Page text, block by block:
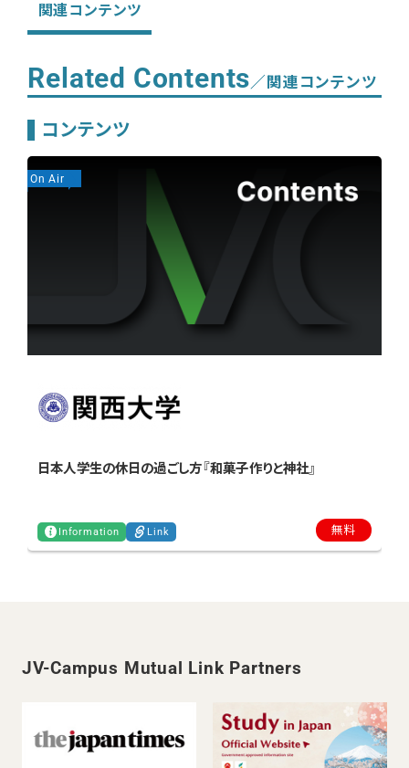
関連コンテンツ
Related Contents／関連コンテンツ
コンテンツ
日本人学生の休日の過ごし方『和菓子作りと神社』
Information Link 無料
On Air
JV-Campus Mutual Link Partners